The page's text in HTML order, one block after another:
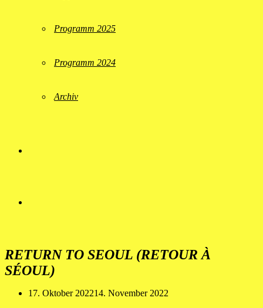
Programm 2025
Programm 2024
Archiv
RETURN TO SEOUL (RETOUR À
SÉOUL)
17. Oktober 202214. November 2022